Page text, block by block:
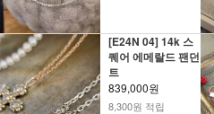
[E24N 04] 14k 스
퀘어 에메랄드 팬던
트
839,000원
8,300원 적립